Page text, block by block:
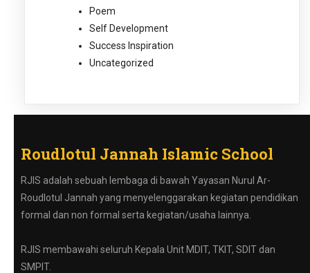
Poem
Self Development
Success Inspiration
Uncategorized
Roudlotul Jannah Islamic School
RJIS adalah sebuah lembaga di bawah Yayasan Nurul Ar-
Roudlotul Jannah yang menyelenggarakan kegiatan pendidikan
formal dan non formal serta kegiatan/usaha lainnya.
RJIS membawahi seluruh Kepala Unit MDIT, TKIT, SDIT dan
SMPIT.